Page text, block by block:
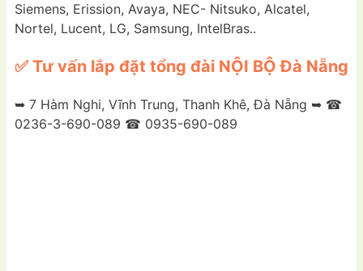
Siemens, Erission, Avaya, NEC- Nitsuko, Alcatel,
Nortel, Lucent, LG, Samsung, IntelBras..
✅ Tư vấn lắp đặt tổng đài NỘI BỘ Đà Nẵng
➥ 7 Hàm Nghi, Vĩnh Trung, Thanh Khê, Đà Nẵng ➥ ☎
0236-3-690-089 ☎ 0935-690-089